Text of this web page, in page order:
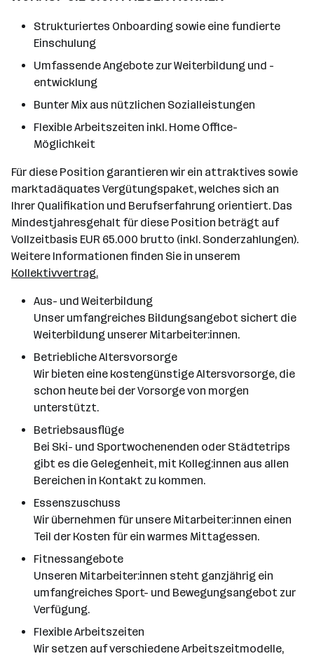
Strukturiertes Onboarding sowie eine fundierte
Einschulung
Umfassende Angebote zur Weiterbildung und -
entwicklung
Bunter Mix aus nützlichen Sozialleistungen
Flexible Arbeitszeiten inkl. Home Office-
Möglichkeit
Für diese Position garantieren wir ein attraktives sowie
marktadäquates Vergütungspaket, welches sich an
Ihrer Qualifikation und Berufserfahrung orientiert. Das
Mindestjahresgehalt für diese Position beträgt auf
Vollzeitbasis EUR 65.000 brutto (inkl. Sonderzahlungen).
Weitere Informationen finden Sie in unserem
Kollektivvertrag.
Aus- und Weiterbildung
Unser umfangreiches Bildungsangebot sichert die
Weiterbildung unserer Mitarbeiter:innen.
Betriebliche Altersvorsorge
Wir bieten eine kostengünstige Altersvorsorge, die
schon heute bei der Vorsorge von morgen
unterstützt.
Betriebsausflüge
Bei Ski- und Sportwochenenden oder Städtetrips
gibt es die Gelegenheit, mit Kolleg:innen aus allen
Bereichen in Kontakt zu kommen.
Essenszuschuss
Wir übernehmen für unsere Mitarbeiter:innen einen
Teil der Kosten für ein warmes Mittagessen.
Fitnessangebote
Unseren Mitarbeiter:innen steht ganzjährig ein
umfangreiches Sport- und Bewegungsangebot zur
Verfügung.
Flexible Arbeitszeiten
Wir setzen auf verschiedene Arbeitszeitmodelle,